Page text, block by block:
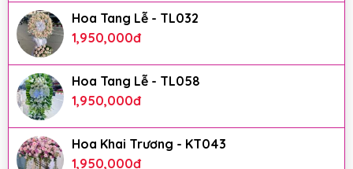
Hoa Tang Lễ - TL032
1,950,000đ
Hoa Tang Lễ - TL058
1,950,000đ
Hoa Khai Trương - KT043
1,950,000đ